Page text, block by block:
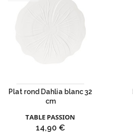
Plat rond Dahlia blanc 32
cm
TABLE PASSION
Prix
14,90 €